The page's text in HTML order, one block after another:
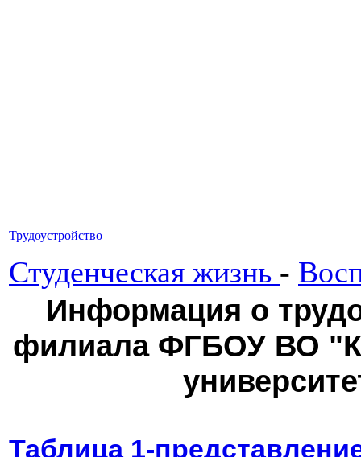
Трудоустройство
Студенческая жизнь -
Информация о
филиала ФГБОУ ВО
Таблица 1-